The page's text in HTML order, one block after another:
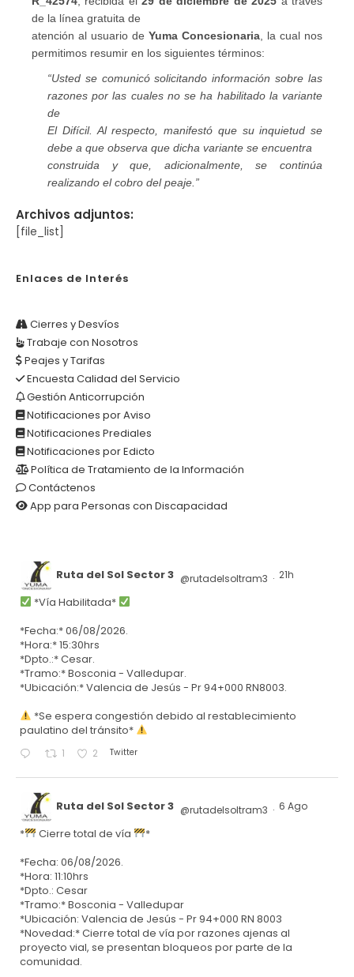
de la línea gratuita de
atención al usuario de Yuma Concesionaria , la cual nos
permitimos resumir en los siguientes términos:
“Usted se comunicó solicitando información sobre las
razones por las cuales no se ha habilitado la variante
de
El Difícil. Al respecto, manifestó que su inquietud se
debe a que observa que dicha variante se encuentra
construida y que, adicionalmente, se continúa
realizando el cobro del peaje.”
Archivos adjuntos:
[file_list]
Enlaces de Interés
Cierres y Desvíos
Trabaje con Nosotros
Peajes y Tarifas
Encuesta Calidad del Servicio
Gestión Anticorrupción
Notificaciones por Aviso
Notificaciones Prediales
Notificaciones por Edicto
Política de Tratamiento de la Información
Contáctenos
App para Personas con Discapacidad
Ruta del Sol Sector 3 @rutadelsoltram3 · 21h
*Vía Habilitada*
*Fecha:* 06/08/2026.
*Hora:* 15:30hrs
*Dpto.:* Cesar.
*Tramo:* Bosconia - Valledupar.
*Ubicación:* Valencia de Jesús - Pr 94+000 RN8003.
*Se espera congestión debido al restablecimiento
paulatino del tránsito*
1 2 Twitter
Ruta del Sol Sector 3 @rutadelsoltram3 · 6 Ago
* Cierre total de vía
*
*Fecha: 06/08/2026.
*Hora: 11:10hrs
*Dpto.: Cesar
*Tramo:* Bosconia - Valledupar
*Ubicación: Valencia de Jesús - Pr 94+000 RN 8003
*Novedad:* Cierre total de vía por razones ajenas al
proyecto vial, se presentan bloqueos por parte de la
comunidad.